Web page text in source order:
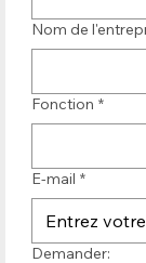
Nom de
Fonction *
E-mail *
Demander: